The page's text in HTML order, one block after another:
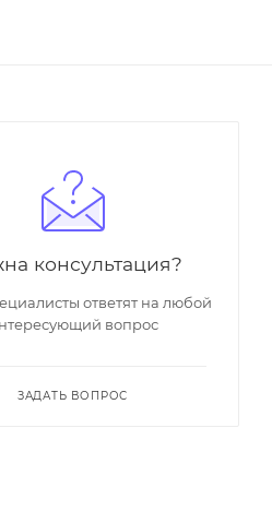
консультация?
ответят на любой
вопрос
ЗАДАТЬ ВОПРОС